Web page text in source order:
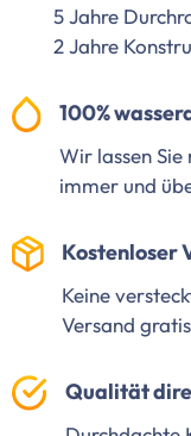
5 Jahre
2 Jahre
100%
Wir lassen
immer und
Kostenloser
Keine
Versand gratis
Qualität